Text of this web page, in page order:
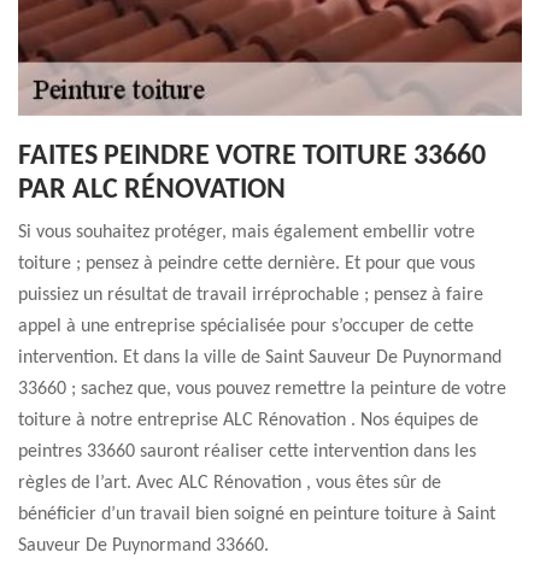
FAITES PEINDRE VOTRE TOITURE 33660
PAR ALC RÉNOVATION
Si vous souhaitez protéger, mais également embellir votre
toiture ; pensez à peindre cette dernière. Et pour que vous
puissiez un résultat de travail irréprochable ; pensez à faire
appel à une entreprise spécialisée pour s’occuper de cette
intervention. Et dans la ville de Saint Sauveur De Puynormand
33660 ; sachez que, vous pouvez remettre la peinture de votre
toiture à notre entreprise ALC Rénovation . Nos équipes de
peintres 33660 sauront réaliser cette intervention dans les
règles de l’art. Avec ALC Rénovation , vous êtes sûr de
bénéficier d’un travail bien soigné en peinture toiture à Saint
Sauveur De Puynormand 33660.